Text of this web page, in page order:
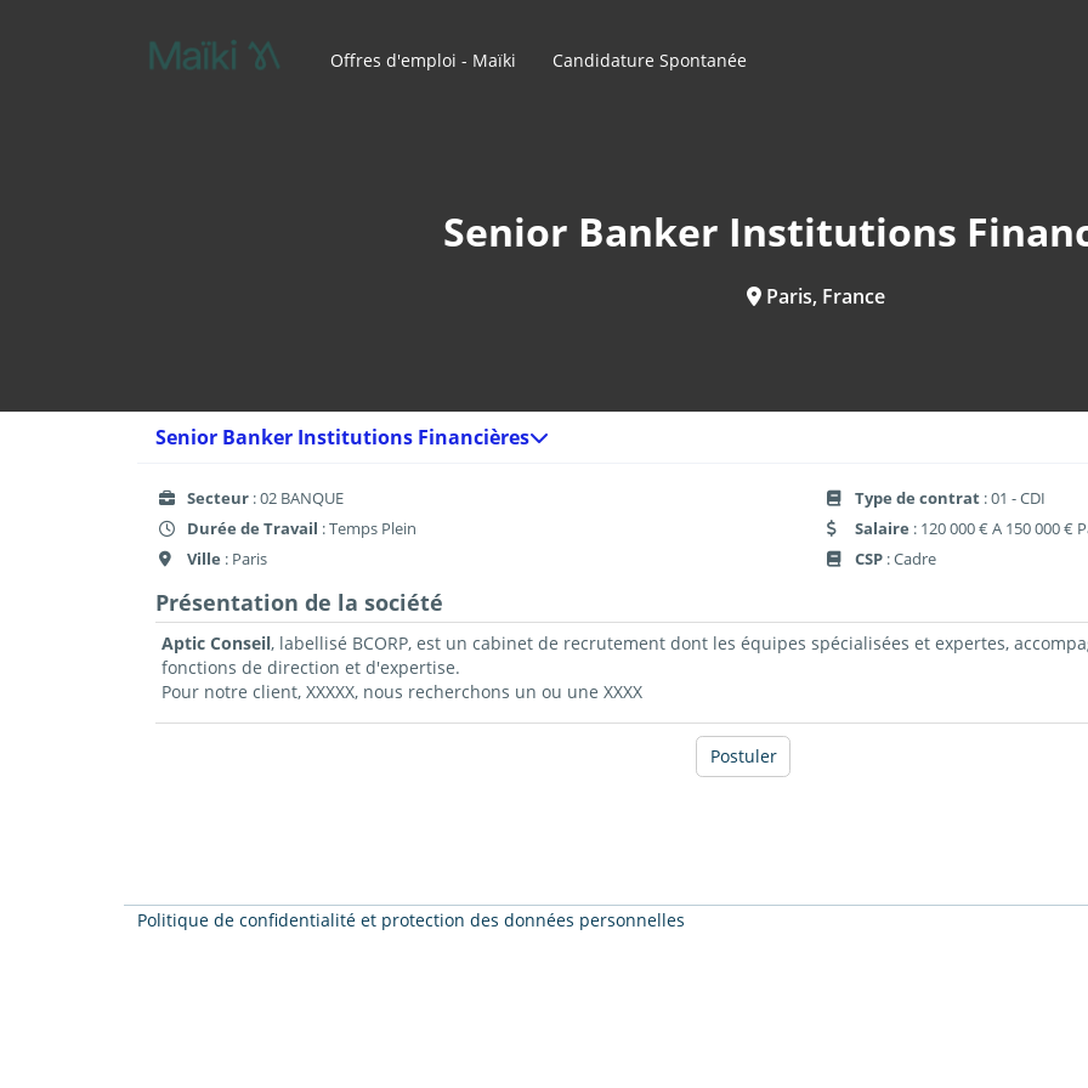
Offres d'emploi - Maïki Candidature Spontanée
Senior Banker Institutions
Paris, France
Senior Banker Institutions Financières
Secteur : 02 BANQUE
Durée de Travail : Temps Plein
Ville : Paris
Type de contrat : 01 - CDI
Salaire : 120 000 € A 150 000 €
CSP : Cadre
Présentation de la société
Aptic Conseil, labellisé BCORP, est un cabinet de recrutement dont les équipes spécialisées et expertes,
fonctions de direction et d'expertise.
Pour notre client, XXXXX, nous recherchons un ou une XXXX
Postuler
Politique de confidentialité et protection des données personnelles